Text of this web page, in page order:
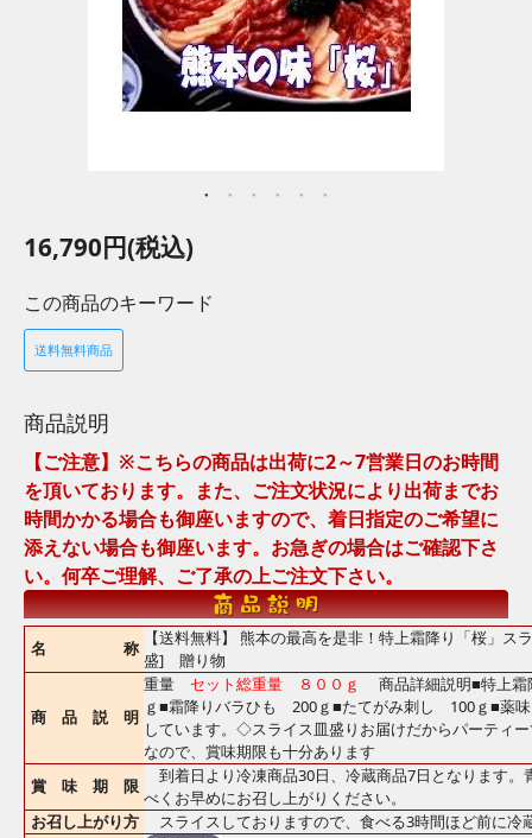
16,790円(税込)
この商品のキーワード
送料無料商品
商品説明
【ご注意】※こちらの商品は出荷に2～7営業日のお時間
を頂いております。また、ご注文状況により出荷までお
時間かかる場合も御座いますので、着日指定のご希望に
添えない場合も御座います。お急ぎの場合はご確認下さ
い。何卒ご理解、ご了承の上ご注文下さい。
名 称
【送料無料】 熊本の最高を是非！特上霜降り「桜」
盛] 贈り物
商 品 説 明
重量 セット総重量 ８００ｇ
商品詳細説明■特上
ｇ■霜降りバラひも 200ｇ■たてがみ刺し 100ｇ■薬
しています。◇スライス皿盛りお届けだからパーティ
なので、賞味期限も十分あります
賞 味 期 限
到着日より冷凍商品30日、冷蔵商品7日となります。
べくお早めにお召し上がりください。
お召し上がり方
スライスしておりますので、食べる3時間ほど前に冷